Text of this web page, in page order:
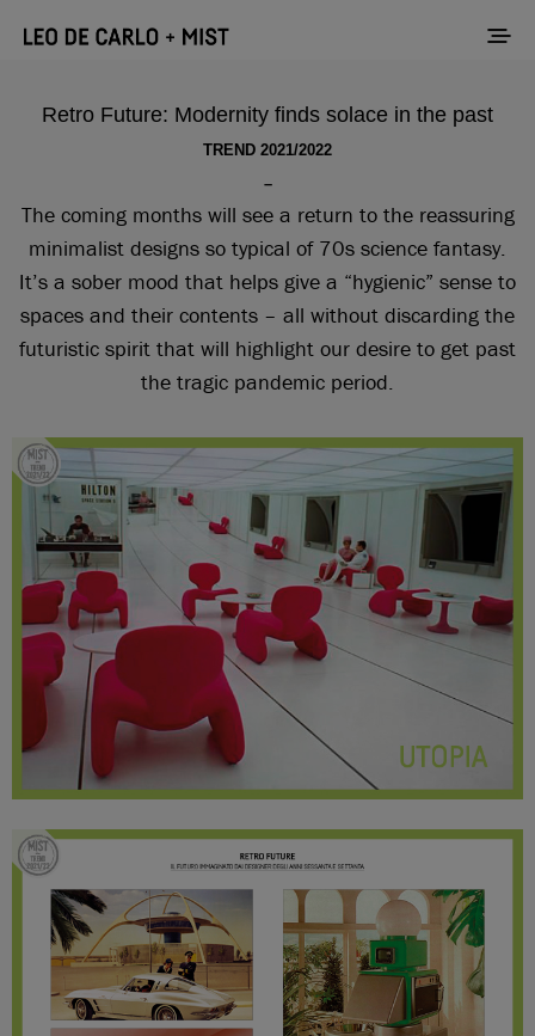
Retro Future: Modernity finds solace in the past
TREND 2021/2022
–
The coming months will see a return to the reassuring
minimalist designs so typical of 70s science fantasy.
It’s a sober mood that helps give a “hygienic” sense to
spaces and their contents – all without discarding the
futuristic spirit that will highlight our desire to get past
the tragic pandemic period.